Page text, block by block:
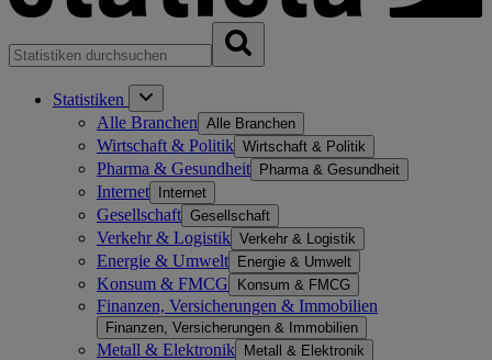
Statistiken
Alle Branchen Alle Branchen
Wirtschaft & Politik Wirtschaft & Politik
Pharma & Gesundheit Pharma & Gesundheit
Internet Internet
Gesellschaft Gesellschaft
Verkehr & Logistik Verkehr & Logistik
Energie & Umwelt Energie & Umwelt
Konsum & FMCG Konsum & FMCG
Finanzen, Versicherungen & Immobilien
Finanzen, Versicherungen & Immobilien
Metall & Elektronik Metall & Elektronik